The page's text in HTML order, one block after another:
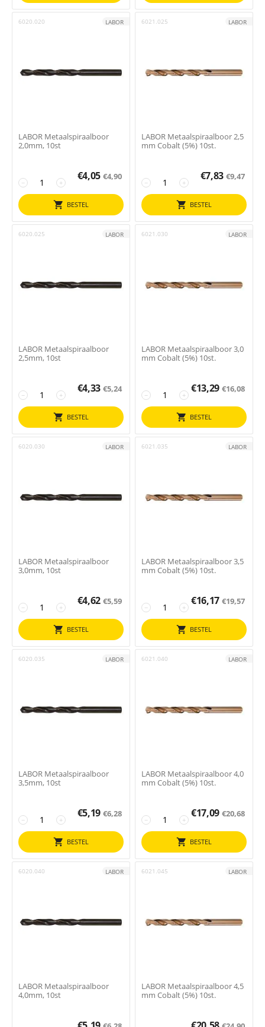
6020.020 LABOR
LABOR Metaalspiraalboor
2,0mm, 10st
+
−
€4,05 €4,90
BESTEL
6021.025 LABOR
LABOR Metaalspiraalboor 2,5
mm Cobalt (5%) 10st.
+
−
€7,83 €9,47
BESTEL
6020.025 LABOR
LABOR Metaalspiraalboor
2,5mm, 10st
+
−
€4,33 €5,24
BESTEL
6021.030 LABOR
LABOR Metaalspiraalboor 3,0
mm Cobalt (5%) 10st.
+
−
€13,29 €16,08
BESTEL
6020.030 LABOR
LABOR Metaalspiraalboor
3,0mm, 10st
+
−
€4,62 €5,59
BESTEL
6021.035 LABOR
LABOR Metaalspiraalboor 3,5
mm Cobalt (5%) 10st.
+
−
€16,17 €19,57
BESTEL
6020.035 LABOR
LABOR Metaalspiraalboor
3,5mm, 10st
+
−
€5,19 €6,28
BESTEL
6021.040 LABOR
LABOR Metaalspiraalboor 4,0
mm Cobalt (5%) 10st.
+
−
€17,09 €20,68
BESTEL
6020.040 LABOR
LABOR Metaalspiraalboor
4,0mm, 10st
6021.045 LABOR
LABOR Metaalspiraalboor 4,5
mm Cobalt (5%) 10st.